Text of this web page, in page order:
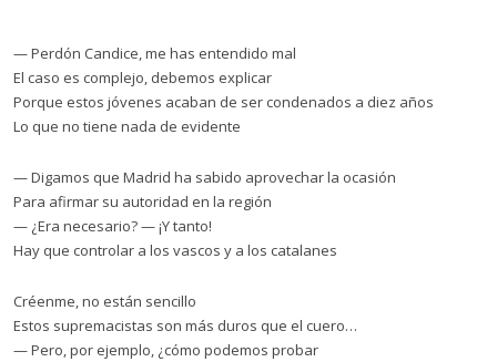
— Perdón Candice, me has entendido mal
El caso es complejo, debemos explicar
Porque estos jóvenes acaban de ser condenados a diez años
Lo que no tiene nada de evidente
— Digamos que Madrid ha sabido aprovechar la ocasión
Para afirmar su autoridad en la región
— ¿Era necesario? — ¡Y tanto!
Hay que controlar a los vascos y a los catalanes
Créenme, no están sencillo
Estos supremacistas son más duros que el cuero…
— Pero, por ejemplo, ¿cómo podemos probar